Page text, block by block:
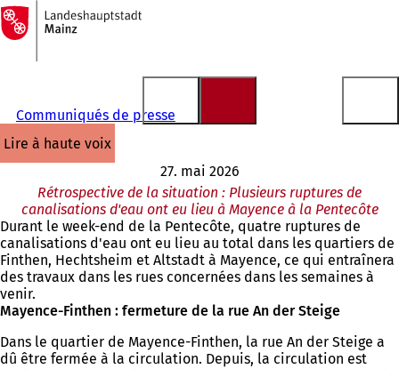
Accéder au contenu
Vers
la
page
d'accueil
Communiqués de presse
lire à haute voix
27. mai 2026
Rétrospective de la situation : Plusieurs ruptures de
canalisations d'eau ont eu lieu à Mayence à la Pentecôte
Durant le week-end de la Pentecôte, quatre ruptures de
canalisations d'eau ont eu lieu au total dans les quartiers de
Finthen, Hechtsheim et Altstadt à Mayence, ce qui entraînera
des travaux dans les rues concernées dans les semaines à
venir.
Mayence-Finthen : fermeture de la rue An der Steige
Dans le quartier de Mayence-Finthen, la rue An der Steige a
dû être fermée à la circulation. Depuis, la circulation est